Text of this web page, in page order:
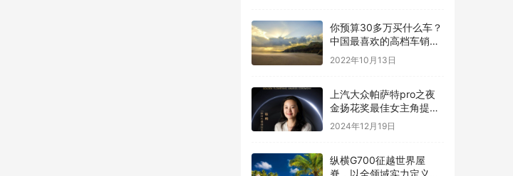
你预算30多万买什么车？
中国最喜欢的高档车销量
榜公布：宝马3系太强了
2022年10月13日
上汽大众帕萨特pro之夜
金扬花奖最佳女主角提名
揭晓，五位女星闪耀银幕
2024年12月19日
纵横G700征越世界屋